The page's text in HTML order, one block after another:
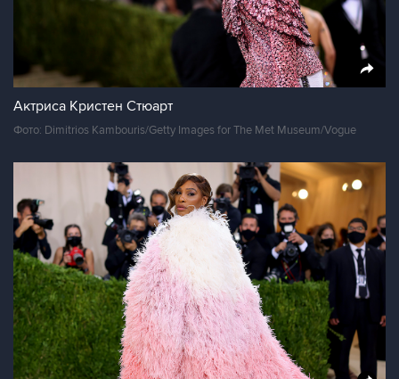
Актриса Кристен Стюарт
Фото: Dimitrios Kambouris/Getty Images for The Met Museum/Vogue